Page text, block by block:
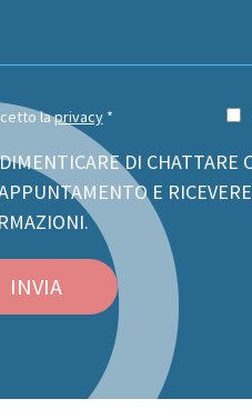
laprivacy*
DI CHATTARE
E